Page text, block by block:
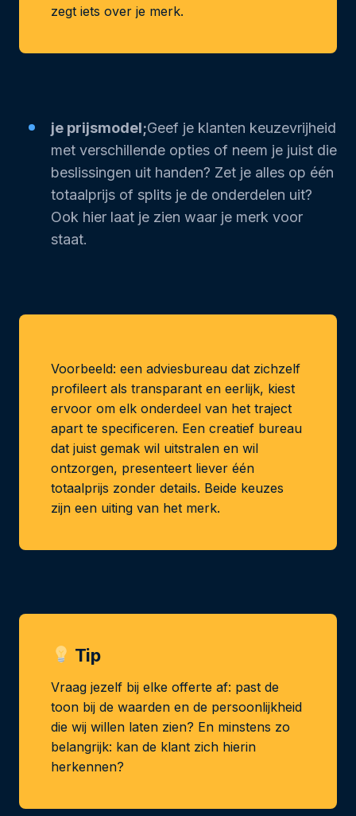
zegt iets over je merk.
je prijsmodel;Geef je klanten keuzevrijheid
met verschillende opties of neem je juist die
beslissingen uit handen? Zet je alles op één
totaalprijs of splits je de onderdelen uit?
Ook hier laat je zien waar je merk voor
staat.
Voorbeeld: een adviesbureau dat zichzelf
profileert als transparant en eerlijk, kiest
ervoor om elk onderdeel van het traject
apart te specificeren. Een creatief bureau
dat juist gemak wil uitstralen en wil
ontzorgen, presenteert liever één
totaalprijs zonder details. Beide keuzes
zijn een uiting van het merk.
Tip
Vraag jezelf bij elke offerte af: past de
toon bij de waarden en de persoonlijkheid
die wij willen laten zien? En minstens zo
belangrijk: kan de klant zich hierin
herkennen?